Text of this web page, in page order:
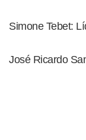
Simone Tebet:
José Ricardo